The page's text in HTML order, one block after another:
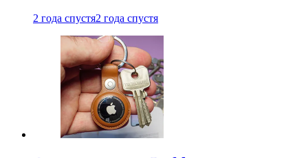
2 года спустя2 года спустя